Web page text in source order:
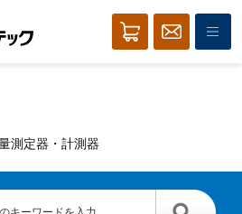
測定器・計測器